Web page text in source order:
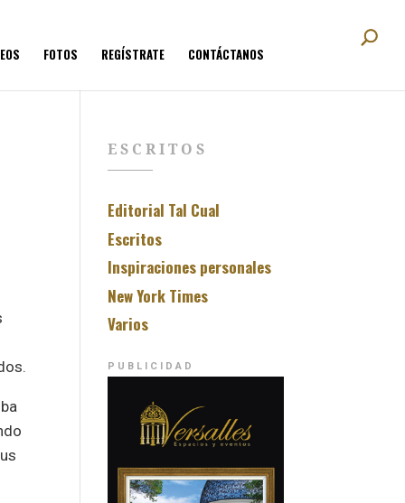
FOTOS REGÍSTRATE CONTÁCTANOS
ESCRITOS
Editorial Tal Cual
Escritos
Inspiraciones personales
New York Times
Varios
PUBLICIDAD